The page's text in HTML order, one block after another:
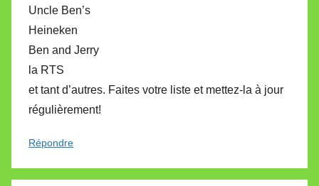
Uncle Ben’s
Heineken
Ben and Jerry
la RTS
et tant d’autres. Faites votre liste et mettez-la à jour
régulièrement!
Répondre